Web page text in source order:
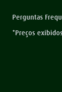
Perguntas
*Preços